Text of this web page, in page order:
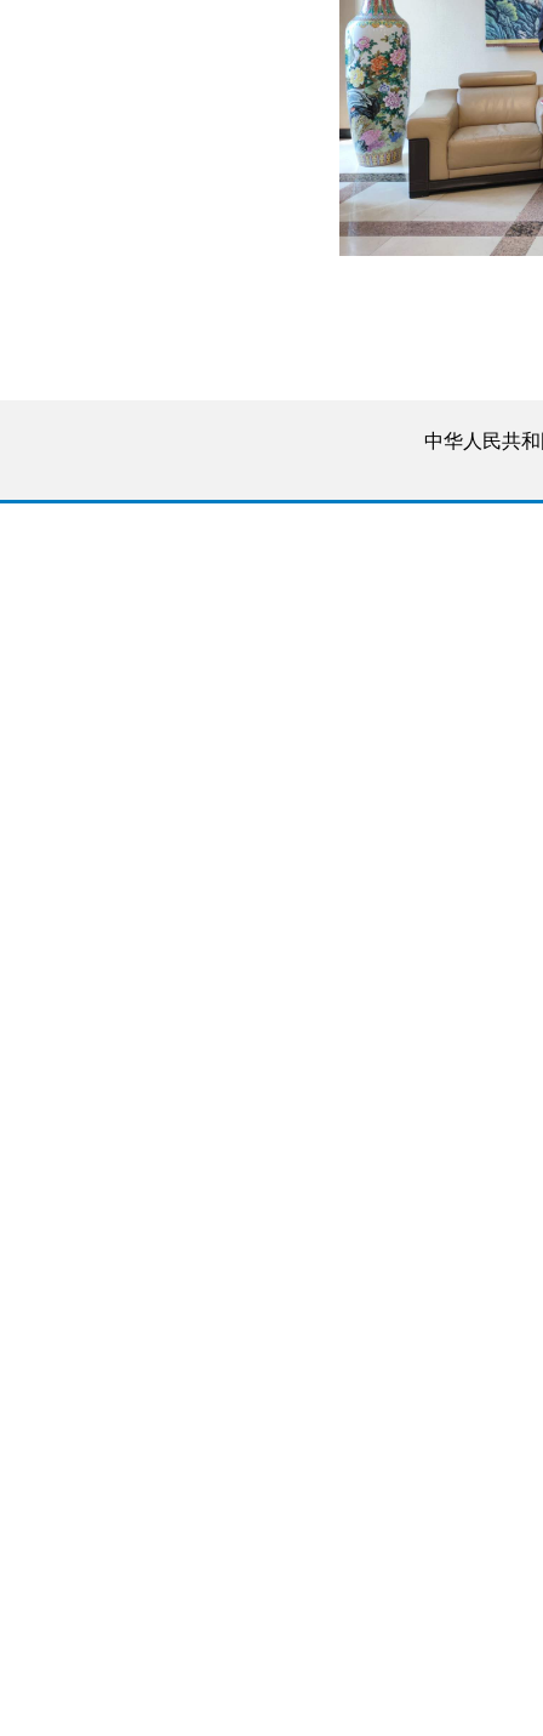
中华人民共